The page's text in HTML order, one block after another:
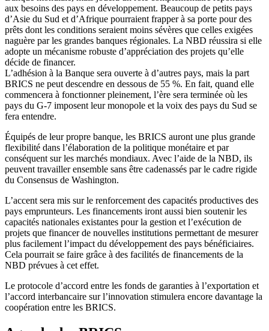
aux besoins des pays en développement. Beaucoup de petits pays
d’Asie du Sud et d’Afrique pourraient frapper à sa porte pour des
prêts dont les conditions seraient moins sévères que celles exigées
naguère par les grandes banques régionales. La NBD réussira si elle
adopte un mécanisme robuste d’appréciation des projets qu’elle
décide de financer.
L’adhésion à la Banque sera ouverte à d’autres pays, mais la part
BRICS ne peut descendre en dessous de 55 %. En fait, quand elle
commencera à fonctionner pleinement, l’ère sera terminée où les
pays du G-7 imposent leur monopole et la voix des pays du Sud se
fera entendre.
Équipés de leur propre banque, les BRICS auront une plus grande
flexibilité dans l’élaboration de la politique monétaire et par
conséquent sur les marchés mondiaux. Avec l’aide de la NBD, ils
peuvent travailler ensemble sans être cadenassés par le cadre rigide
du Consensus de Washington.
L’accent sera mis sur le renforcement des capacités productives des
pays emprunteurs. Les financements iront aussi bien soutenir les
capacités nationales existantes pour la gestion et l’exécution de
projets que financer de nouvelles institutions permettant de mesurer
plus facilement l’impact du développement des pays bénéficiaires.
Cela pourrait se faire grâce à des facilités de financements de la
NBD prévues à cet effet.
Le protocole d’accord entre les fonds de garanties à l’exportation et
l’accord interbancaire sur l’innovation stimulera encore davantage la
coopération entre les BRICS.